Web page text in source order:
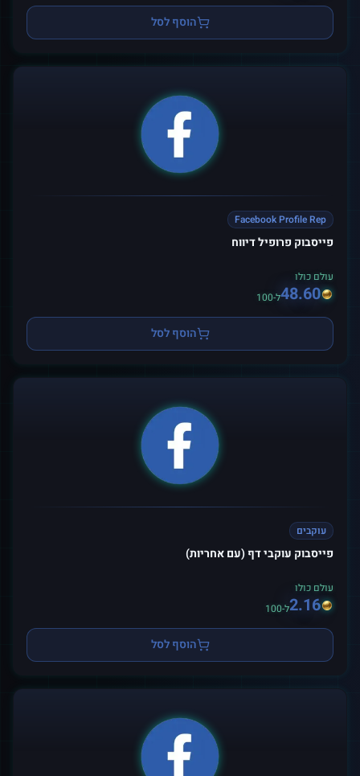
הוסף לסל
Facebook Profile Rep
פייסבוק פרופיל דיווח
עולם כולו
48.60ל-100
הוסף לסל
עוקבים
פייסבוק עוקבי דף (עם אחריות)
עולם כולו
2.16ל-100
הוסף לסל